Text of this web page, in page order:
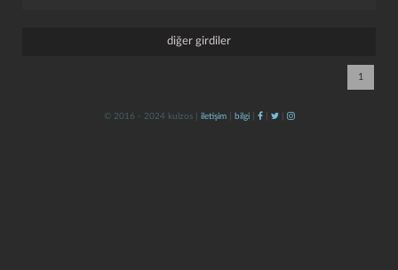
diğer girdiler
1
© 2016 - 2024 kulzos | iletişim| bilgi| | |